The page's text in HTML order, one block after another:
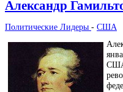
Александр
Политические Лидеры - США